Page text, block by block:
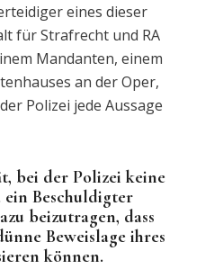
eines dieser
für Strafrecht und RA
Mandanten, einem
an der Oper,
Polizei jede Aussage
bei der Polizei keine
ein Beschuldigter
beizutragen, dass
Beweislage ihres
können.